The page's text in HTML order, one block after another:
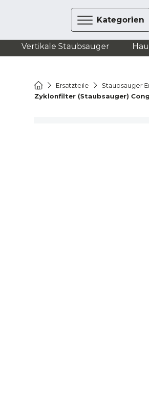
Kategorien
Vertikale Staubsauger
Ersatzteile Staubsauger
Zyklonfilter (Staubsauger)